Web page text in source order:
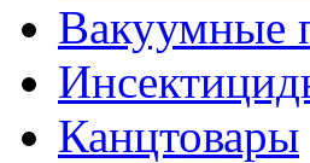
Вакуумные
Канцтовары